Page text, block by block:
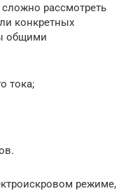
рассмотреть
конкретных
общими
тока;
режиме,